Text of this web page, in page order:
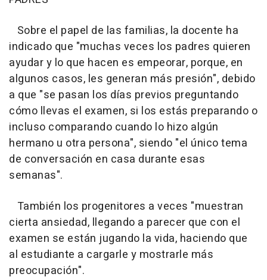
Sobre el papel de las familias, la docente ha
indicado que "muchas veces los padres quieren
ayudar y lo que hacen es empeorar, porque, en
algunos casos, les generan más presión", debido
a que "se pasan los días previos preguntando
cómo llevas el examen, si los estás preparando o
incluso comparando cuando lo hizo algún
hermano u otra persona", siendo "el único tema
de conversación en casa durante esas
semanas".
También los progenitores a veces "muestran
cierta ansiedad, llegando a parecer que con el
examen se están jugando la vida, haciendo que
al estudiante a cargarle y mostrarle más
preocupación".